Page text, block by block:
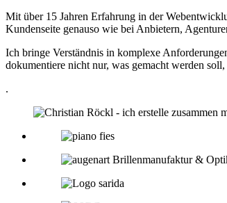
Mit über 15 Jahren Erfahrung in der
Kundenseite genauso wie bei Anbietern,
Ich bringe Verständnis in komplexe
dokumentiere nicht nur, was gemacht werden
.